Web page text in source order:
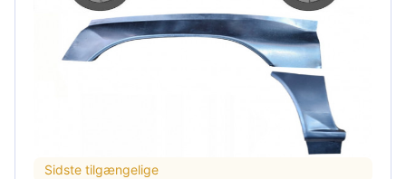
Sidste tilgængelige